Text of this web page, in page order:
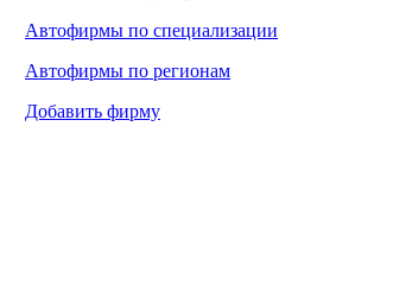
Автофирмы по специализации
Автофирмы по регионам
Добавить фирму